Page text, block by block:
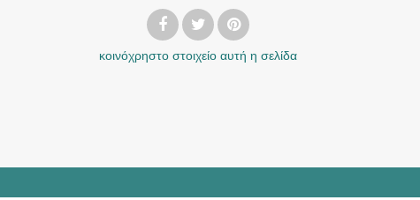
κοινόχρηστο στοιχείο αυτή η σελίδα